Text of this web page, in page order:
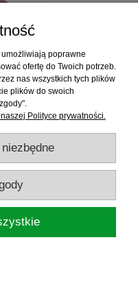
poprawne
ofertę do Twoich potrzeb.
nas wszystkich tych plików
plików do swoich
Polityce prywatności.